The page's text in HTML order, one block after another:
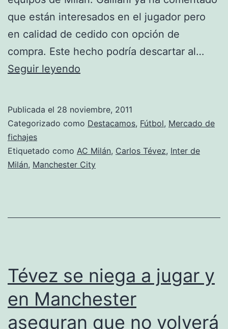
que están interesados en el jugador pero
en calidad de cedido con opción de
compra. Este hecho podría descartar al…
Seguir leyendo
Inter
por
Tévez
Publicada el 28 noviembre, 2011
Categorizado como Destacamos, Fútbol, Mercado de
fichajes
Etiquetado como AC Milán, Carlos Tévez, Inter de
Milán, Manchester City
Tévez se niega a jugar y
en Manchester
aseguran que no volverá